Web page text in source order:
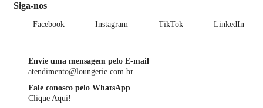
Siga-nos
Facebook Instagram TikTok LinkedIn
Envie uma mensagem pelo E-mail
atendimento@loungerie.com.br
Fale conosco pelo WhatsApp
Clique Aqui!